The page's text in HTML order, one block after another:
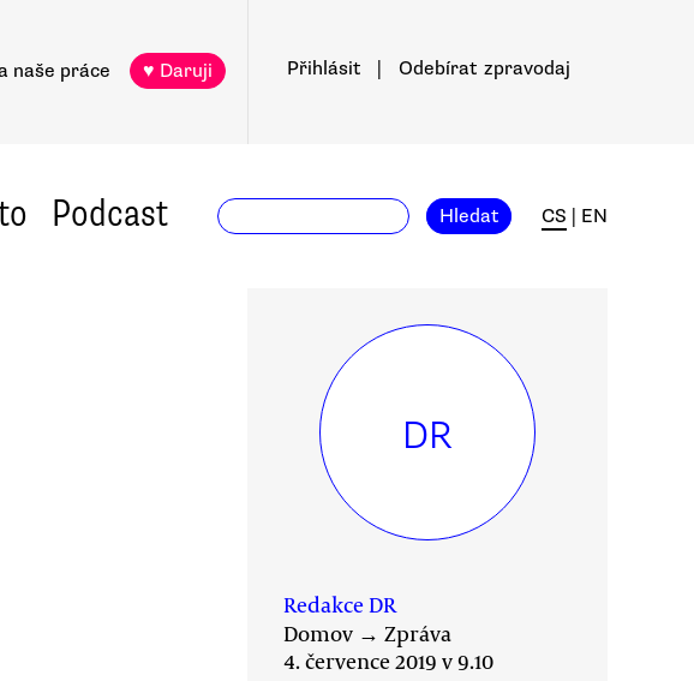
naše práce ♥ Daruji Přihlásit Odebírat zpravodaj
Podcast Hledat CS EN
DR
Redakce DR
Domov → Zpráva
4. července 2019 v 9.10